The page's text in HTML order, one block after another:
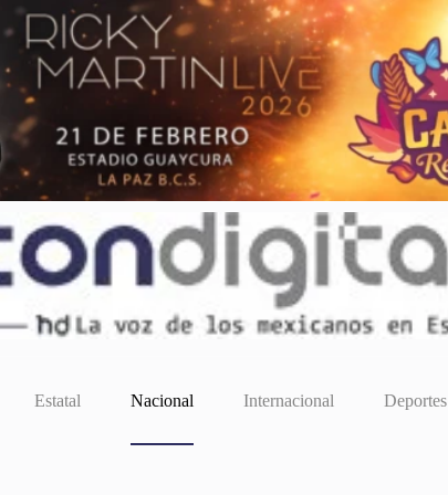
Estatal Nacional Internacional Deportes